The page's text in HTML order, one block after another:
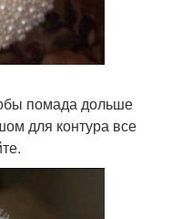
помада дольше
для контура все